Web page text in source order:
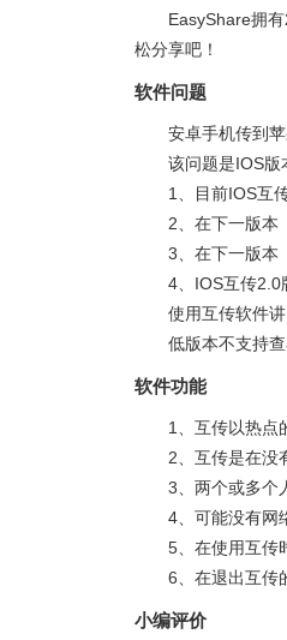
EasyShare拥
松分享吧！
软件问题
安卓手机传到
该问题是IOS版
1、目前IOS互
2、在下一版本
3、在下一版本
4、IOS互传2.0
使用互传软件
低版本不支持
软件功能
1、互传以热点
2、互传是在没
3、两个或多个
4、可能没有网
5、在使用互传
6、在退出互传
小编评价